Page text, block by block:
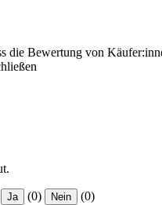
die Bewertung von
Ja (0) Nein (0)